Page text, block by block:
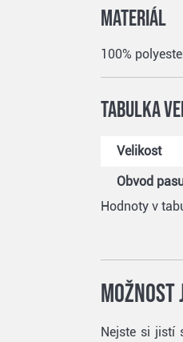
Materiál
100%
Tabulka
Velikost
Obvod
Hodnoty v
Možnost
Nejste si jistí